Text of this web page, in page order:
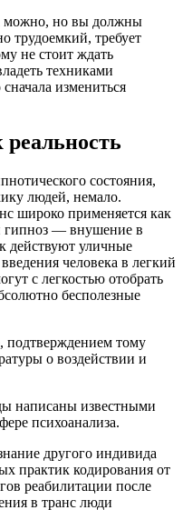
можно, но вы должны
трудоемкий, требует
не стоит ждать
техниками
измениться
реальность
состояния,
людей, немало.
широко применяется как
гипноз — внушение в
действуют уличные
человека в легкий
с легкостью отобрать
бесполезные
подтверждением тому
о воздействии и
написаны известными
психоанализа.
другого индивида
практик кодирования от
реабилитации после
в транс люди